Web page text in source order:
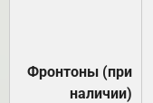
Фронтоны (при
наличии)